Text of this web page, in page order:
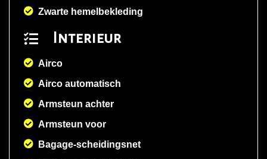
Zwarte hemelbekleding
Interieur
Airco
Airco automatisch
Armsteun achter
Armsteun voor
Bagage-scheidingsnet